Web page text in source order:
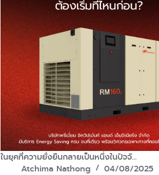
ในยุคที่ความยั่งยืนกลายเป็นหนึ่งในปัจจั…
Atchima Nathong
04/08/2025